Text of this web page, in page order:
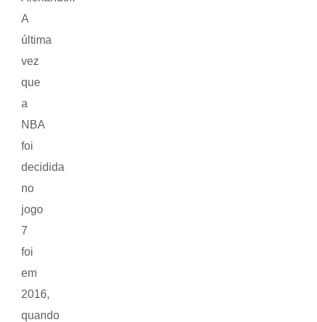
A
última
vez
que
a
NBA
foi
decidida
no
jogo
7
foi
em
2016,
quando